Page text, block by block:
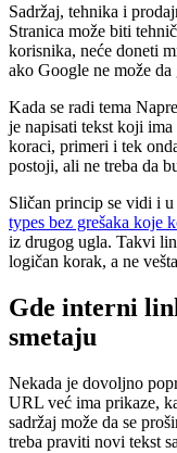
Sadržaj, tehnika i
Stranica može biti
korisnika, neće doneti
ako Google ne može
Kada se radi tema
je napisati tekst koji
koraci, primeri i tek
postoji, ali ne treba da
Sličan princip se vidi i u
types bez grešaka koje
iz drugog ugla. Takvi
logičan korak, a ne
Gde interni
smetaju
Nekada je dovoljno
URL već ima prikaze,
sadržaj može da se
treba praviti novi tekst